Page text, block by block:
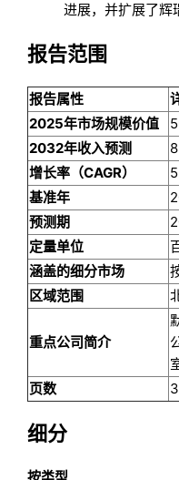
进展，并扩展了辉
报告范围
报告属性
2025年市场规模价值
2032年收入预测
增长率（CAGR）
基准年
预测期
定量单位
涵盖的细分市场
区域范围
重点公司简介
页数
细分